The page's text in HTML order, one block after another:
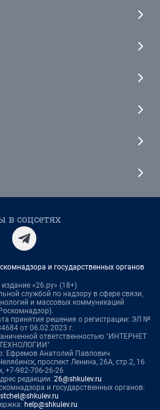
в соцсетях
и государственных органов
издание «26.ру» (18+)
службой по надзору в сфере связи,
и массовых коммуникаций
принятия решения о регистрации: ЭЛ №
от 06.02.2023 г.
ответственностью "ИНТЕРНЕТ
Ефремов Анатолий Павлович
проспект Ленина, 26А, стр.2, 16
+7-982-706-26-26
редакции: 26@shkulev.ru
и государственных органов:
help@shkulev.ru